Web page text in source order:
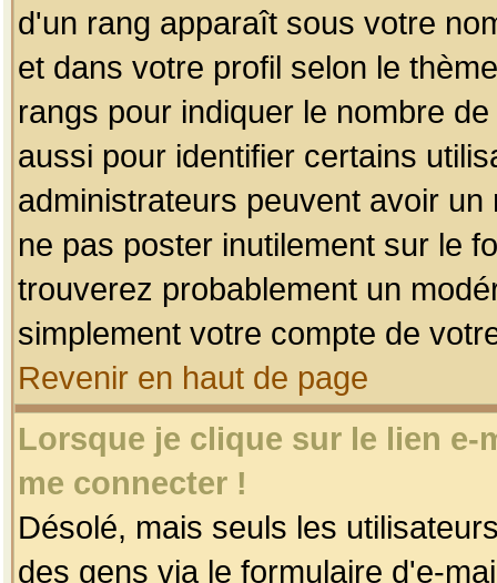
d'un rang apparaît sous votre
et dans votre profil selon le
rangs pour indiquer le nombre
aussi pour identifier certains
administrateurs peuvent avoir
ne pas poster inutilement sur le
trouverez probablement un
simplement votre compte de
Revenir en haut de page
Lorsque je clique sur le lien
me connecter !
Désolé, mais seuls les
des gens via le formulaire d'e-